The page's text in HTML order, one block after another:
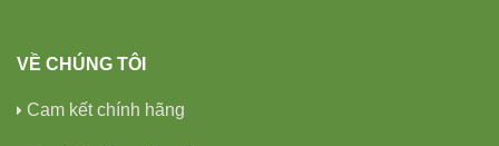
VỀ CHÚNG TÔI
Cam kết chính hãng